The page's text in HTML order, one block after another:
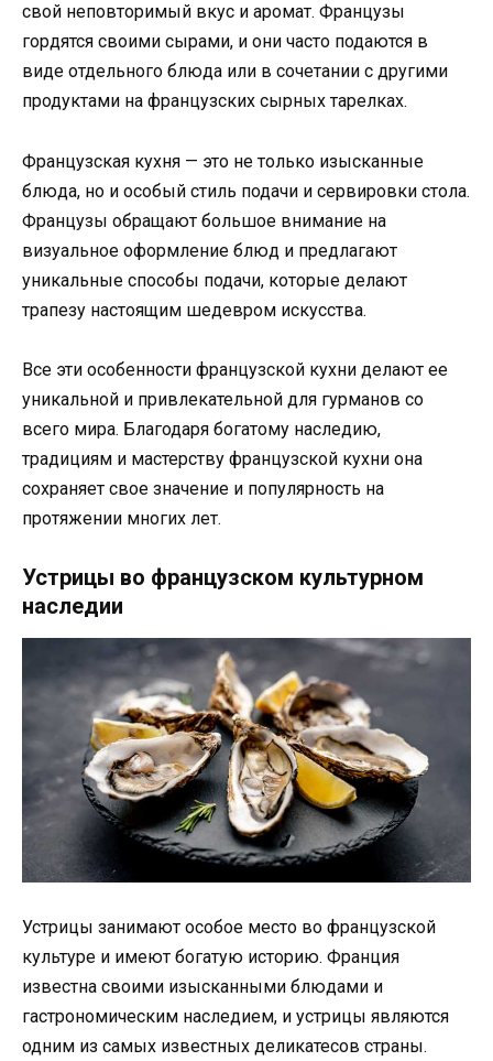
свой неповторимый вкус и аромат. Французы
гордятся своими сырами, и они часто подаются в
виде отдельного блюда или в сочетании с другими
продуктами на французских сырных тарелках.
Французская кухня — это не только изысканные
блюда, но и особый стиль подачи и сервировки стола.
Французы обращают большое внимание на
визуальное оформление блюд и предлагают
уникальные способы подачи, которые делают
трапезу настоящим шедевром искусства.
Все эти особенности французской кухни делают ее
уникальной и привлекательной для гурманов со
всего мира. Благодаря богатому наследию,
традициям и мастерству французской кухни она
сохраняет свое значение и популярность на
протяжении многих лет.
Устрицы во французском культурном
наследии
Устрицы занимают особое место во французской
культуре и имеют богатую историю. Франция
известна своими изысканными блюдами и
гастрономическим наследием, и устрицы являются
одним из самых известных деликатесов страны.